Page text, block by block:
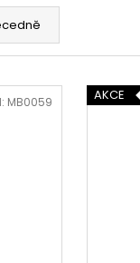
MB0059 AKCE